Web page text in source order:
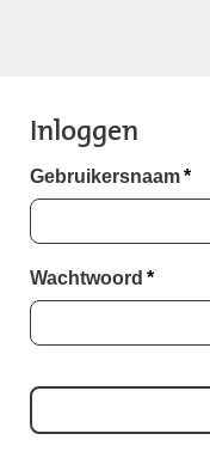
Inloggen
Gebruikersnaam*
Wachtwoord *